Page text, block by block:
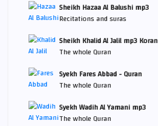
Sheikh Hazaa Al Balushi mp3
Recitations and suras
Sheikh Khalid Al Jalil mp3 Koran
The whole Quran
Syekh Fares Abbad - Quran
The whole Quran
Syekh Wadih Al Yamani mp3
The whole Quran